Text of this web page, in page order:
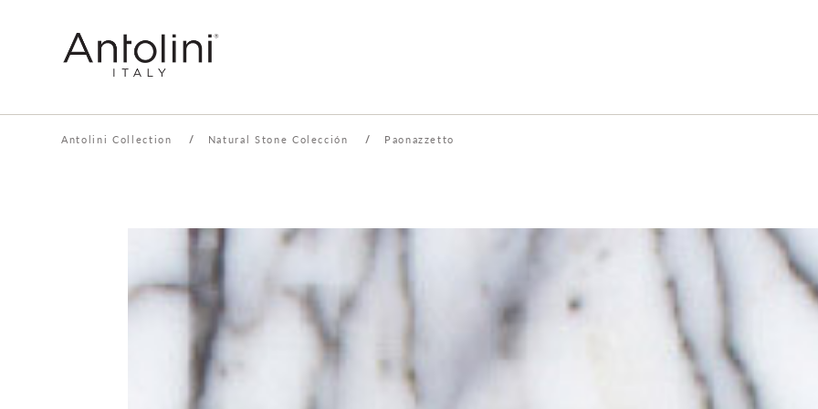
Antolini Collection / Natural Stone Colección / Paonazzetto